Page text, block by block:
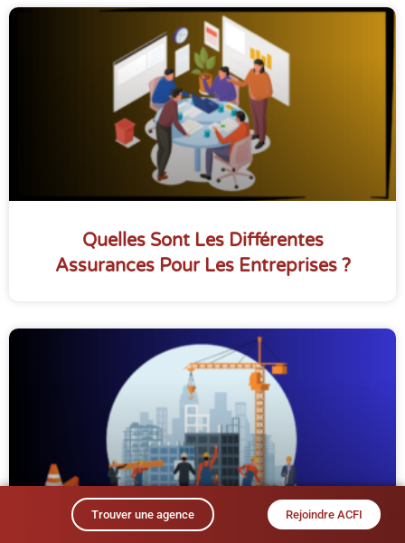
Quelles Sont Les Différentes
Assurances Pour Les Entreprises ?
Trouver une agence Rejoindre ACFI